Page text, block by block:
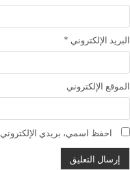
البريد الإلكتروني *
الموقع الإلكتروني
احفظ اسمي، بريدي